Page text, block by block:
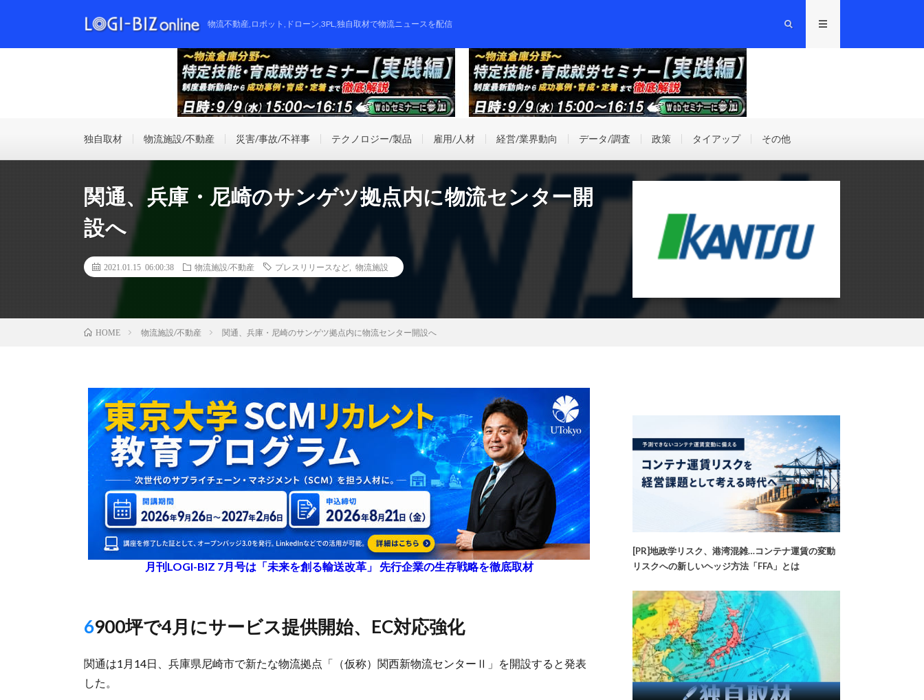
物流不動産,ロボット,ドローン,3PL,独自取材で物流ニュースを配信
独自取材 物流施設/不動産 災害/事故/不祥事 テクノロジー/製品 雇用/人材 経営/業界動向 データ/調査 政策 タイアップ その他
関通、兵庫・尼崎のサンゲツ拠点内に物流センター開
設へ
2021.01.15 06:00:38 物流施設/不動産 プレスリリースなど 物流施設
HOME 物流施設/不動産 関通、兵庫・尼崎のサンゲツ拠点内に物流センター開設へ
月刊LOGI-BIZ 7月号は「未来を創る輸送改革」 先行企業の生存戦略を徹底取材
6900坪で4月にサービス提供開始、EC対応強化
関通は1月14日、兵庫県尼崎市で新たな物流拠点「（仮称）関西新物流センターⅡ」を開設すると発表
した。
[PR]地政学リスク、港湾混雑…コンテナ運賃の変動
リスクへの新しいヘッジ方法「FFA」とは